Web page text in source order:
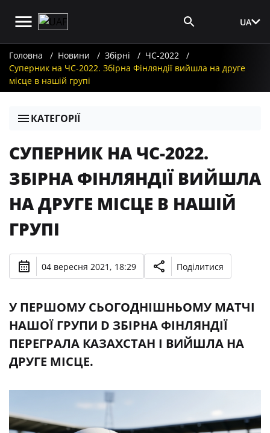
UA
Головна Новини Збірні
ЧС-2022
Суперник на ЧС-2022. Збірна Фінляндії вийшла на друге
місце в нашій групі
КАТЕГОРІЇ
СУПЕРНИК НА ЧС-2022.
ЗБІРНА ФІНЛЯНДІЇ ВИЙШЛА
НА ДРУГЕ МІСЦЕ В НАШІЙ
ГРУПІ
04 вересня 2021, 18:29 Поділитися
У ПЕРШОМУ СЬОГОДНІШНЬОМУ МАТЧІ
НАШОЇ ГРУПИ D ЗБІРНА ФІНЛЯНДІЇ
ПЕРЕГРАЛА КАЗАХСТАН І ВИЙШЛА НА
ДРУГЕ МІСЦЕ.